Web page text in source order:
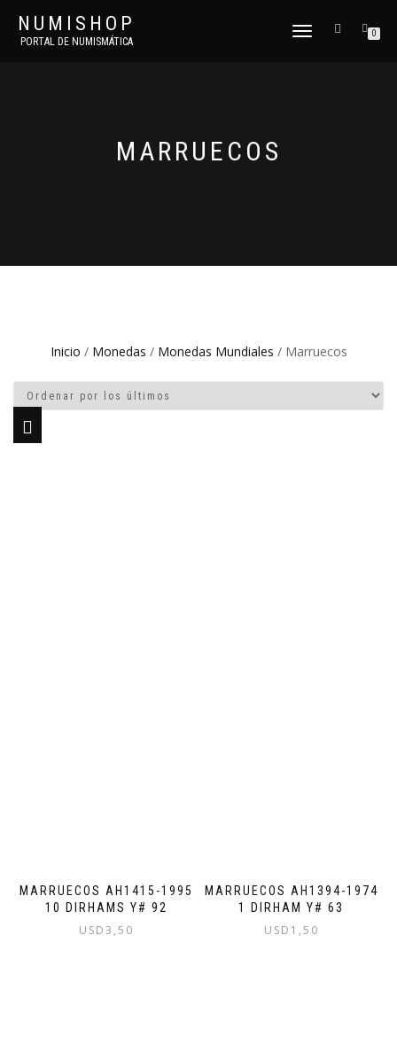
NUMISHOP
PORTAL DE NUMISMÁTICA
CAMBIAR
0
MARRUECOS
Inicio / Monedas / Monedas Mundiales / Marruecos
MARRUECOS AH1415-1995
10 DIRHAMS Y# 92
USD3,50
MARRUECOS AH1394-1974
1 DIRHAM Y# 63
USD 1,50